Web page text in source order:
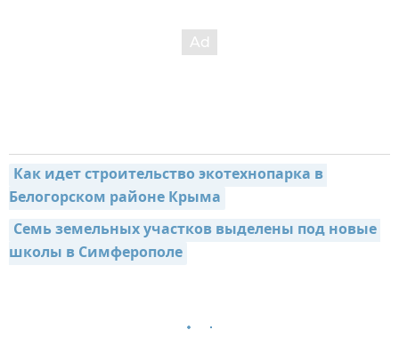
Как идет строительство экотехнопарка в
Белогорском районе Крыма
Семь земельных участков выделены под новые
школы в Симферополе